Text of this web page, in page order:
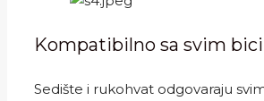
Kompatibilno sa svim
Sedište i rukohvat odgovaraju